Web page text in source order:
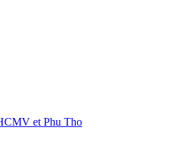
et Phu Tho